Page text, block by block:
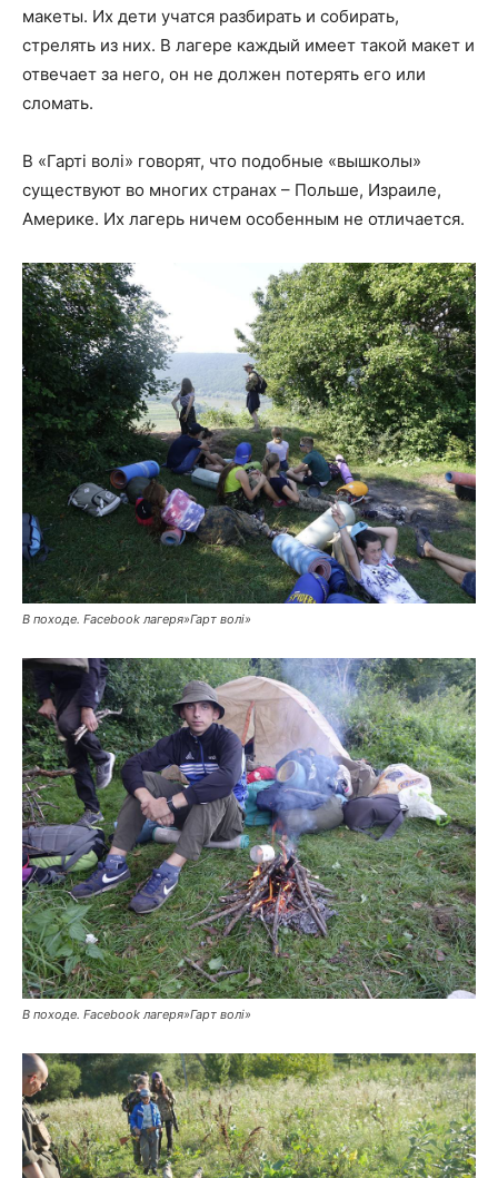
макеты. Их дети учатся разбирать и собирать,
стрелять из них. В лагере каждый имеет такой макет и
отвечает за него, он не должен потерять его или
сломать.
В «Гарті волі» говорят, что подобные «вышколы»
существуют во многих странах – Польше, Израиле,
Америке. Их лагерь ничем особенным не отличается.
В походе. Facebook лагеря»Гарт волі»
В походе. Facebook лагеря»Гарт волі»